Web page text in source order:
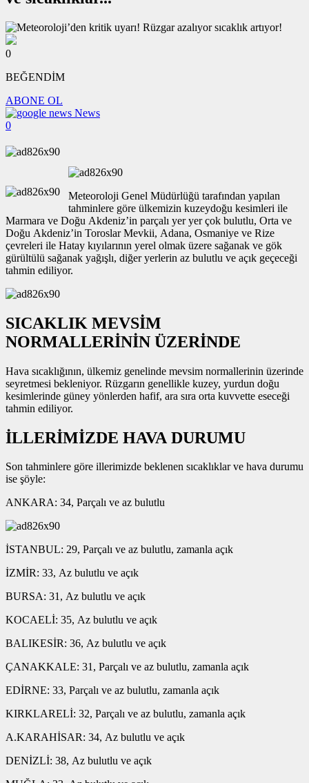
0
BEĞENDİM
ABONE OL
News
0
Meteoroloji Genel Müdürlüğü tarafından yapılan
tahminlere göre ülkemizin kuzeydoğu kesimleri ile
Marmara ve Doğu Akdeniz’in parçalı yer yer çok bulutlu, Orta ve
Doğu Akdeniz’in Toroslar Mevkii, Adana, Osmaniye ve Rize
çevreleri ile Hatay kıyılarının yerel olmak üzere sağanak ve gök
gürültülü sağanak yağışlı, diğer yerlerin az bulutlu ve açık geçeceği
tahmin ediliyor.
SICAKLIK MEVSİM
NORMALLERİNİN ÜZERİNDE
Hava sıcaklığının, ülkemiz genelinde mevsim normallerinin üzerinde
seyretmesi bekleniyor. Rüzgarın genellikle kuzey, yurdun doğu
kesimlerinde güney yönlerden hafif, ara sıra orta kuvvette eseceği
tahmin ediliyor.
İLLERİMİZDE HAVA DURUMU
Son tahminlere göre illerimizde beklenen sıcaklıklar ve hava durumu
ise şöyle:
ANKARA: 34, Parçalı ve az bulutlu
İSTANBUL: 29, Parçalı ve az bulutlu, zamanla açık
İZMİR: 33, Az bulutlu ve açık
BURSA: 31, Az bulutlu ve açık
KOCAELİ: 35, Az bulutlu ve açık
BALIKESİR: 36, Az bulutlu ve açık
ÇANAKKALE: 31, Parçalı ve az bulutlu, zamanla açık
EDİRNE: 33, Parçalı ve az bulutlu, zamanla açık
KIRKLARELİ: 32, Parçalı ve az bulutlu, zamanla açık
A.KARAHİSAR: 34, Az bulutlu ve açık
DENİZLİ: 38, Az bulutlu ve açık